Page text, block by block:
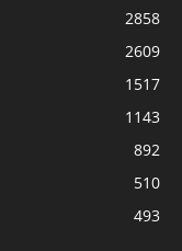
2858
2609
1517
1143
892
510
493